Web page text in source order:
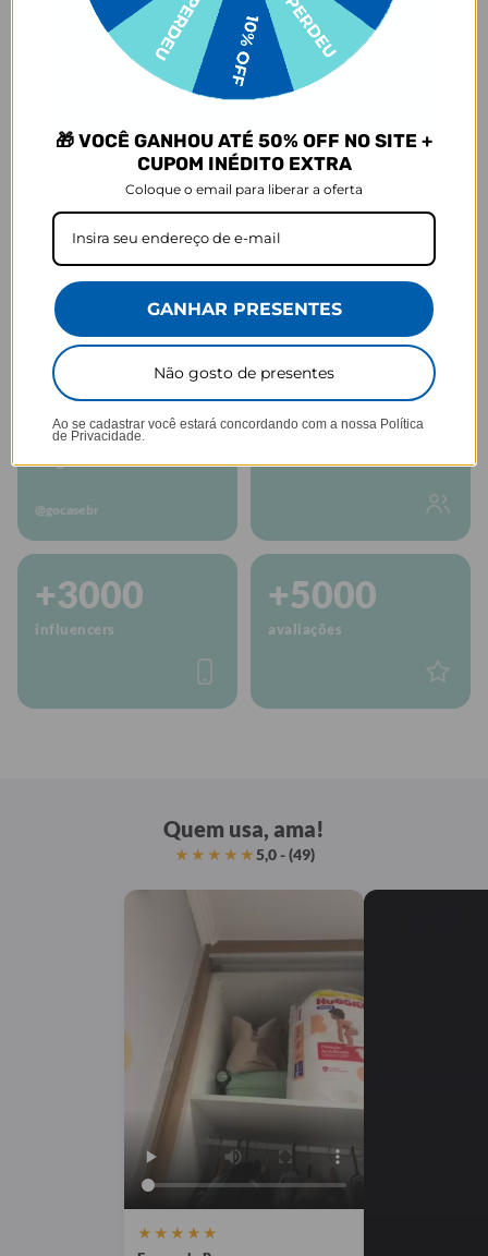
Praticidade em cada viagem
Encaixa na sua
Segurança dos
seus itens
Aceita como mala
GOCASE
Há mais de 10 anos personalizando do
seu jeito!
+5M
de golovers
@gocasebr
+50M
de alcance
+3000
influencers
+5000
avaliações
Quem usa, ama!
★★★★★5,0 - (49)
★★★★★
🎁 VOCÊ GANHOU ATÉ 50% OFF NO SITE +
CUPOM INÉDITO EXTRA
Coloque o email para liberar a oferta
GANHAR PRESENTES
Não gosto de presentes
Ao se cadastrar você estará concordando com a nossa Política
de Privacidade.